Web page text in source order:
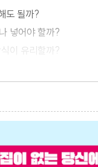
자의 눈높이에 난도를
경제 이론과 개념을 정
의 표현대로라면 “부동
최대한 쉽고 재미있게,
도 될까?
넣어야 할까?
이 유리할까?
아간다고?
하나?
이유는?